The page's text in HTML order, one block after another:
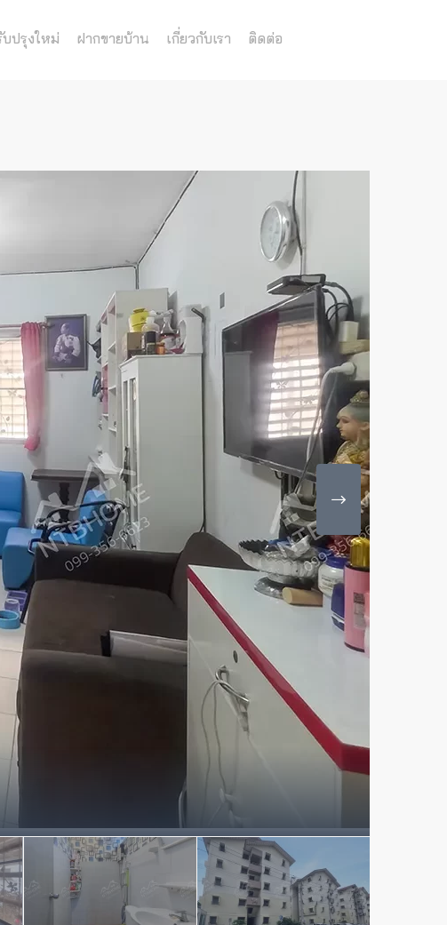
ปรุงใหม่ ฝากขายบ้าน เกี่ยวกับเรา ติดต่อ